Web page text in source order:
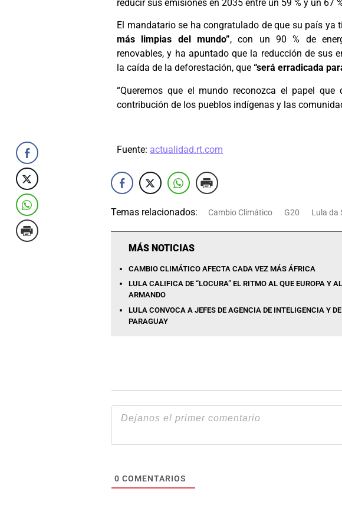
reducir sus emisiones en 2035 entre un 59 % y un 67
El mandatario se ha congratulado de que su país ya
más limpias del mundo”, con un 90 % de
renovables, y ha apuntado que la reducción de sus
la caída de la deforestación, que“será erradicada
“Queremos que el mundo reconozca el papel
contribución de los pueblos indígenas y las
Fuente: actualidad.rt.com
Temas relacionados: Cambio Climático G20 Lula da
MÁS NOTICIAS
CAMBIO CLIMÁTICO AFECTA CADA VEZ MÁS ÁFRICA
LULA CALIFICA DE “LOCURA” EL RITMO AL QUE EUROPA Y
ARMANDO
LULA CONVOCA A JEFES DE AGENCIA DE INTELIGENCIA Y
PARAGUAY
0 COMENTARIOS